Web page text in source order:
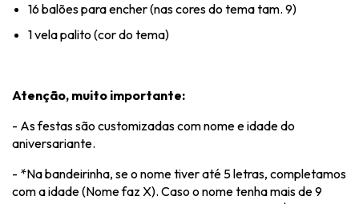
16 balões para encher (nas cores do tema tam. 9)
1 vela palito (cor do tema)
Atenção, muito importante:
- As festas são customizadas com nome e idade do
aniversariante.
- *Na bandeirinha, se o nome tiver até 5 letras, completamos
com a idade (Nome faz X). Caso o nome tenha mais de 9